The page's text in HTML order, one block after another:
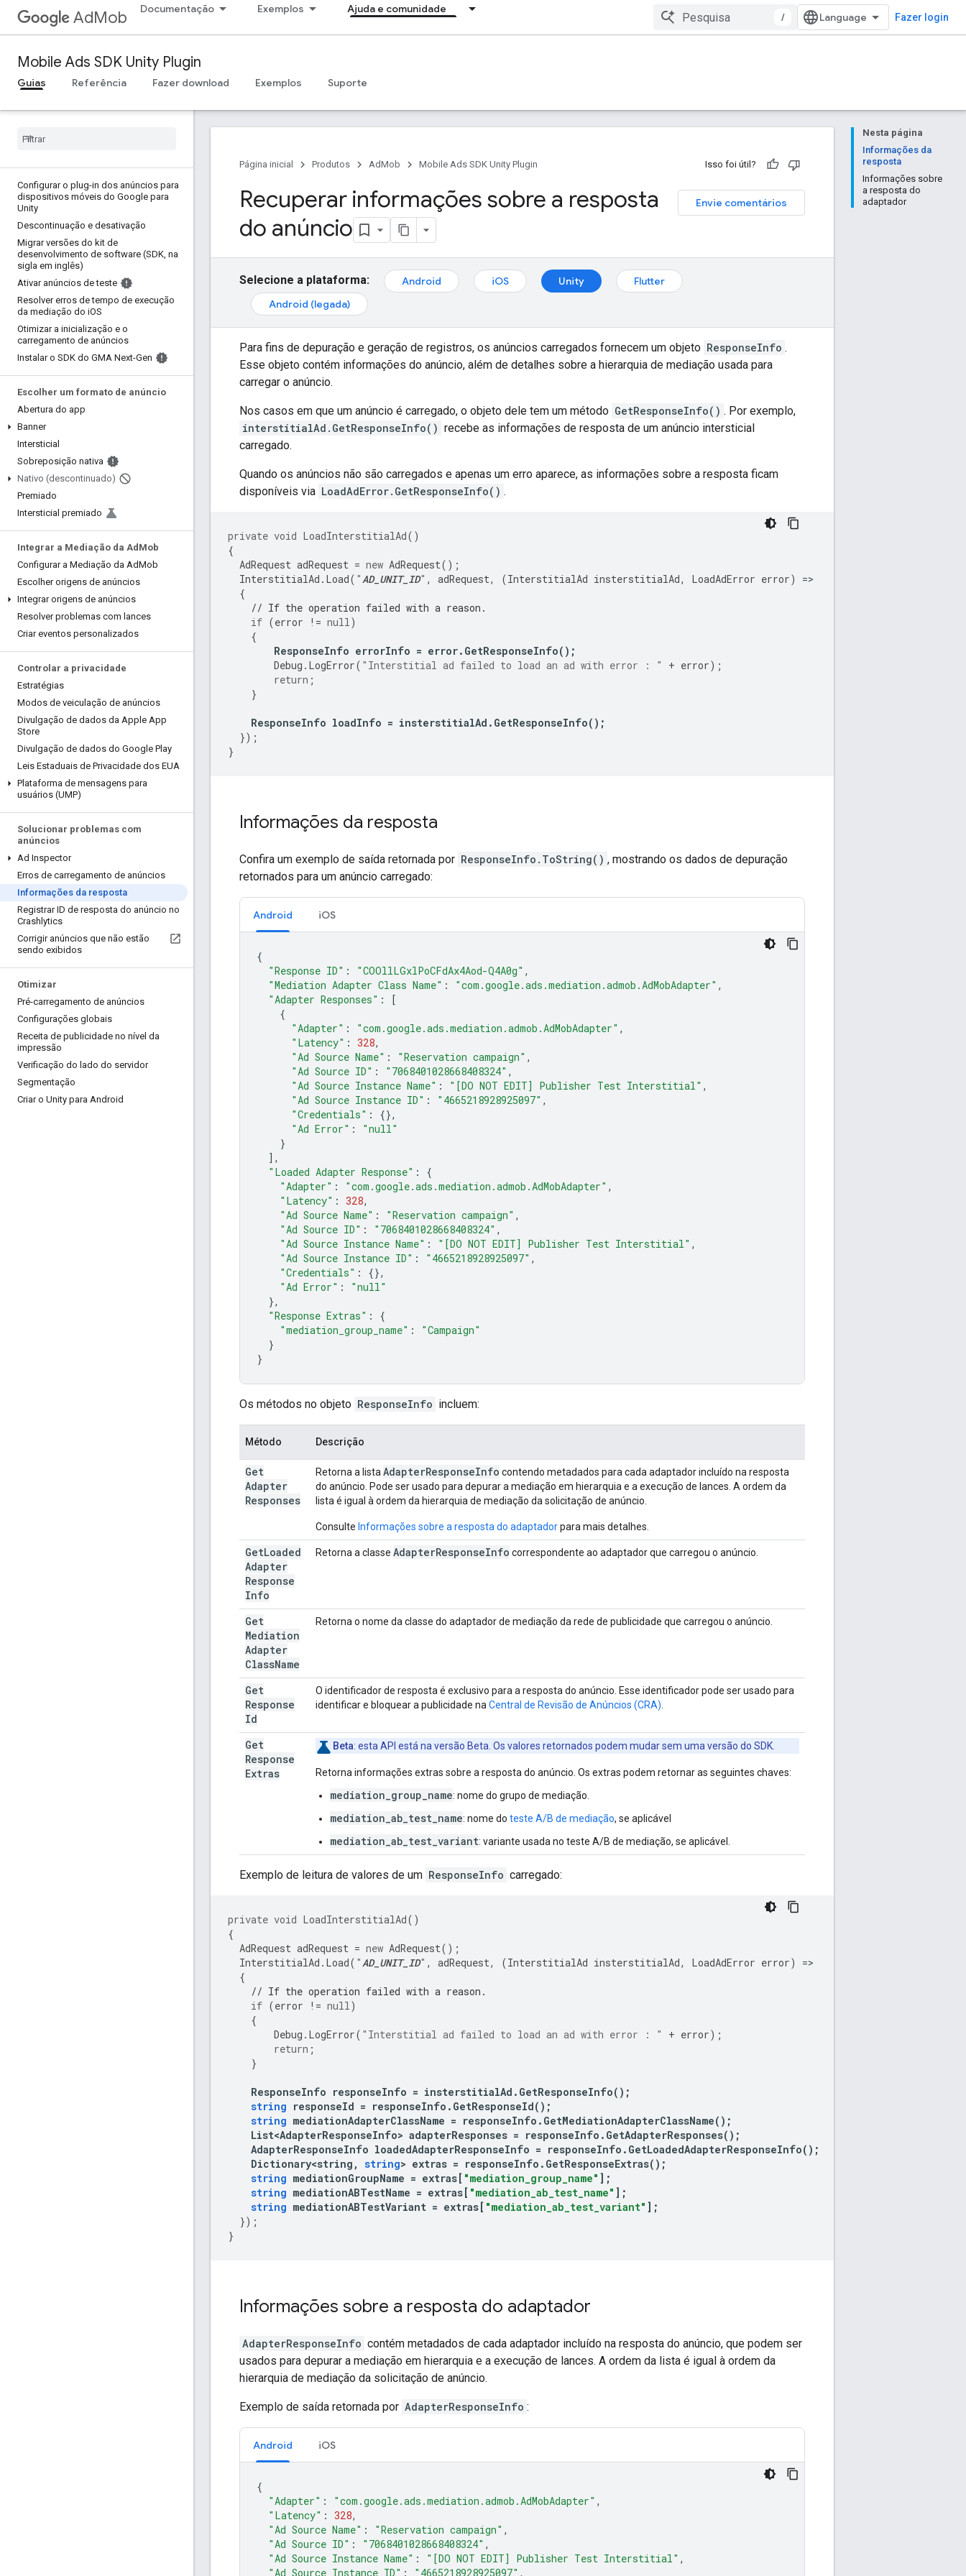
AdMob Documentação Exemplos Ajuda e comunidade
/ Fazer login
Mobile Ads SDK Unity Plugin
Guias Referência Fazer download Exemplos Suporte
Configurar o plug-in dos anúncios para
dispositivos móveis do Google para
Unity
Descontinuação e desativação
Migrar versões do kit de
desenvolvimento de software (SDK, na
sigla em inglês)
Ativar anúncios de teste
Resolver erros de tempo de execução
da mediação do iOS
Otimizar a inicialização e o
carregamento de anúncios
Instalar o SDK do GMA Next-Gen
Escolher um formato de anúncio
Abertura do app
Banner
Intersticial
Sobreposição nativa
Nativo (descontinuado)
Premiado
Intersticial premiado
Integrar a Mediação da Ad Mob
Configurar a Mediação da AdMob
Escolher origens de anúncios
Integrar origens de anúncios
Resolver problemas com lances
Criar eventos personalizados
Controlar a privacidade
Estratégias
Modos de veiculação de anúncios
Divulgação de dados da Apple App
Store
Divulgação de dados do Google Play
Leis Estaduais de Privacidade dos EUA
Plataforma de mensagens para
usuários (UMP)
Solucionar problemas com
anúncios
Ad Inspector
Erros de carregamento de anúncios
Informações da resposta
Registrar ID de resposta do anúncio no
Crashlytics
Corrigir anúncios que não estão
sendo exibidos
Otimizar
Pré-carregamento de anúncios
Configurações globais
Receita de publicidade no nível da
impressão
Verificação do lado do servidor
Segmentação
Criar o Unity para Android
Nesta página
Informações da
resposta
Informações sobre
a resposta do
adaptador
Página inicial Produtos AdMob Mobile Ads SDK Unity Plugin Isso foi útil?
Envie comentários
Recuperar informações sobre a resposta
do anúncio
Selecione a plataforma: Android iOS Unity
Flutter
Android (legada)
Para fins de depuração e geração de registros, os anúncios carregados fornecem um objeto ResponseInfo .
Esse objeto contém informações do anúncio, além de detalhes sobre a hierarquia de mediação usada para
carregar o anúncio.
Nos casos em que um anúncio é carregado, o objeto dele tem um método GetResponseInfo() . Por exemplo,
interstitialAd.GetResponseInfo() recebe as informações de resposta de um anúncio intersticial
carregado.
Quando os anúncios não são carregados e apenas um erro aparece, as informações sobre a resposta ficam
disponíveis via LoadAdError.GetResponseInfo() .
private void LoadInterstitialAd()
{
AdRequest adRequest = new AdRequest();
InterstitialAd . Load( "AD_UNIT_ID" , adRequest, (InterstitialAd insterstitialAd, LoadAdError error) =
{
// If the operation failed with a reason.
if (error != null)
{
ResponseInfo errorInfo = error. GetResponseInfo();
Debug . LogError( "Interstitial ad failed to load an ad with error : " + error);
return ;
}
ResponseInfo loadInfo = insterstitialAd . GetResponseInfo();
});
}
Informações da resposta
Confira um exemplo de saída retornada por ResponseInfo.ToString() , mostrando os dados de depuração
retornados para um anúncio carregado:
Android iOS
{
"Response ID" : "COOllLGxlPoCFdAx4Aod-Q4A0g" ,
"Mediation Adapter Class Name" : "com.google.ads.mediation.admob.AdMobAdapter" ,
"Adapter Responses" :
[
{
"Adapter" : "com.google.ads.mediation.admob.AdMobAdapter" ,
"Latency" : 328,
"Ad Source Name" : "Reservation campaign" ,
"Ad Source ID" : "7068401028668408324" ,
"Ad Source Instance Name" : "[DO NOT EDIT] Publisher Test Interstitial" ,
"Ad Source Instance ID" : "4665218928925097" ,
"Credentials" :
{},
"Ad Error" :
"null"
}
],
"Loaded Adapter Response" :
{
"Adapter" : "com.google.ads.mediation.admob.AdMobAdapter" ,
"Latency" : 328,
"Ad Source Name" : "Reservation campaign" ,
"Ad Source ID" : "7068401028668408324" ,
"Ad Source Instance Name" : "[DO NOT EDIT] Publisher Test Interstitial" ,
"Ad Source Instance ID" : "4665218928925097" ,
"Credentials" :
{},
"Ad Error" :
"null"
},
"Response Extras" :
{
"mediation_group_name" :
"Campaign"
}
}
Os métodos no objeto ResponseInfo incluem:
Método Descrição
Get
Adapter
Responses
Retorna a lista AdapterResponseInfo contendo metadados para cada adaptador incluído na resposta
do anúncio. Pode ser usado para depurar a mediação em hierarquia e a execução de lances. A ordem da
lista é igual à ordem da hierarquia de mediação da solicitação de anúncio.
Consulte Informações sobre a resposta do adaptadorpara mais detalhes.
GetLoaded
Adapter
Response
Info
Retorna a classe AdapterResponseInfo correspondente ao adaptador que carregou o anúncio.
Get
Mediation
Adapter
ClassName
Retorna o nome da classe do adaptador de mediação da rede de publicidade que carregou o anúncio.
Get
Response
Id
O identificador de resposta é exclusivo para a resposta do anúncio. Esse identificador pode ser usado para
identificar e bloquear a publicidade na Central de Revisão de Anúncios (CRA)
Get
Response
Extras
Beta: esta API está na versão Beta. Os valores retornados podem mudar sem uma versão do SDK.
Retorna informações extras sobre a resposta do anúncio. Os extras podem retornar as seguintes chaves:
mediation_group_name: nome do grupo de mediação.
mediation_ab_test_name: nome do teste A/B de mediação, se aplicável
mediation_ab_test_variant: variante usada no teste A/B de mediação, se aplicável.
Exemplo de leitura de valores de um ResponseInfo carregado:
private void LoadInterstitialAd()
{
AdRequest adRequest = new AdRequest();
InterstitialAd . Load( "AD_UNIT_ID" , adRequest, (InterstitialAd insterstitialAd, LoadAdError error) =
{
// If the operation failed with a reason.
if (error != null)
{
Debug . LogError( "Interstitial ad failed to load an ad with error : " + error);
return ;
}
ResponseInfo responseInfo = insterstitialAd . GetResponseInfo();
string responseId = responseInfo . GetResponseId();
string mediationAdapterClassName = responseInfo . GetMediationAdapterClassName();
List<AdapterResponseInfo> adapterResponses = responseInfo . GetAdapterResponses();
AdapterResponseInfo loadedAdapterResponseInfo = responseInfo . GetLoadedAdapterResponseInfo();
Dictionary<string , string> extras = responseInfo . GetResponseExtras();
string mediationGroupName = extras[ "mediation_group_name" ];
string mediationABTestName = extras[ "mediation_ab_test_name" ];
string mediationABTestVariant = extras[ "mediation_ab_test_variant" ];
});
}
Informações sobre a resposta do adaptador
AdapterResponseInfo contém metadados de cada adaptador incluído na resposta do anúncio, que podem ser
usados para depurar a mediação em hierarquia e a execução de lances. A ordem da lista é igual à ordem da
hierarquia de mediação da solicitação de anúncio.
Exemplo de saída retornada por AdapterResponseInfo :
Android iOS
{
"Adapter" : "com.google.ads.mediation.admob.AdMobAdapter" ,
"Latency" : 328,
"Ad Source Name" : "Reservation campaign" ,
"Ad Source ID" : "7068401028668408324" ,
"Ad Source Instance Name" : "[DO NOT EDIT] Publisher Test Interstitial" ,
"Ad Source Instance ID" : "4665218928925097" ,